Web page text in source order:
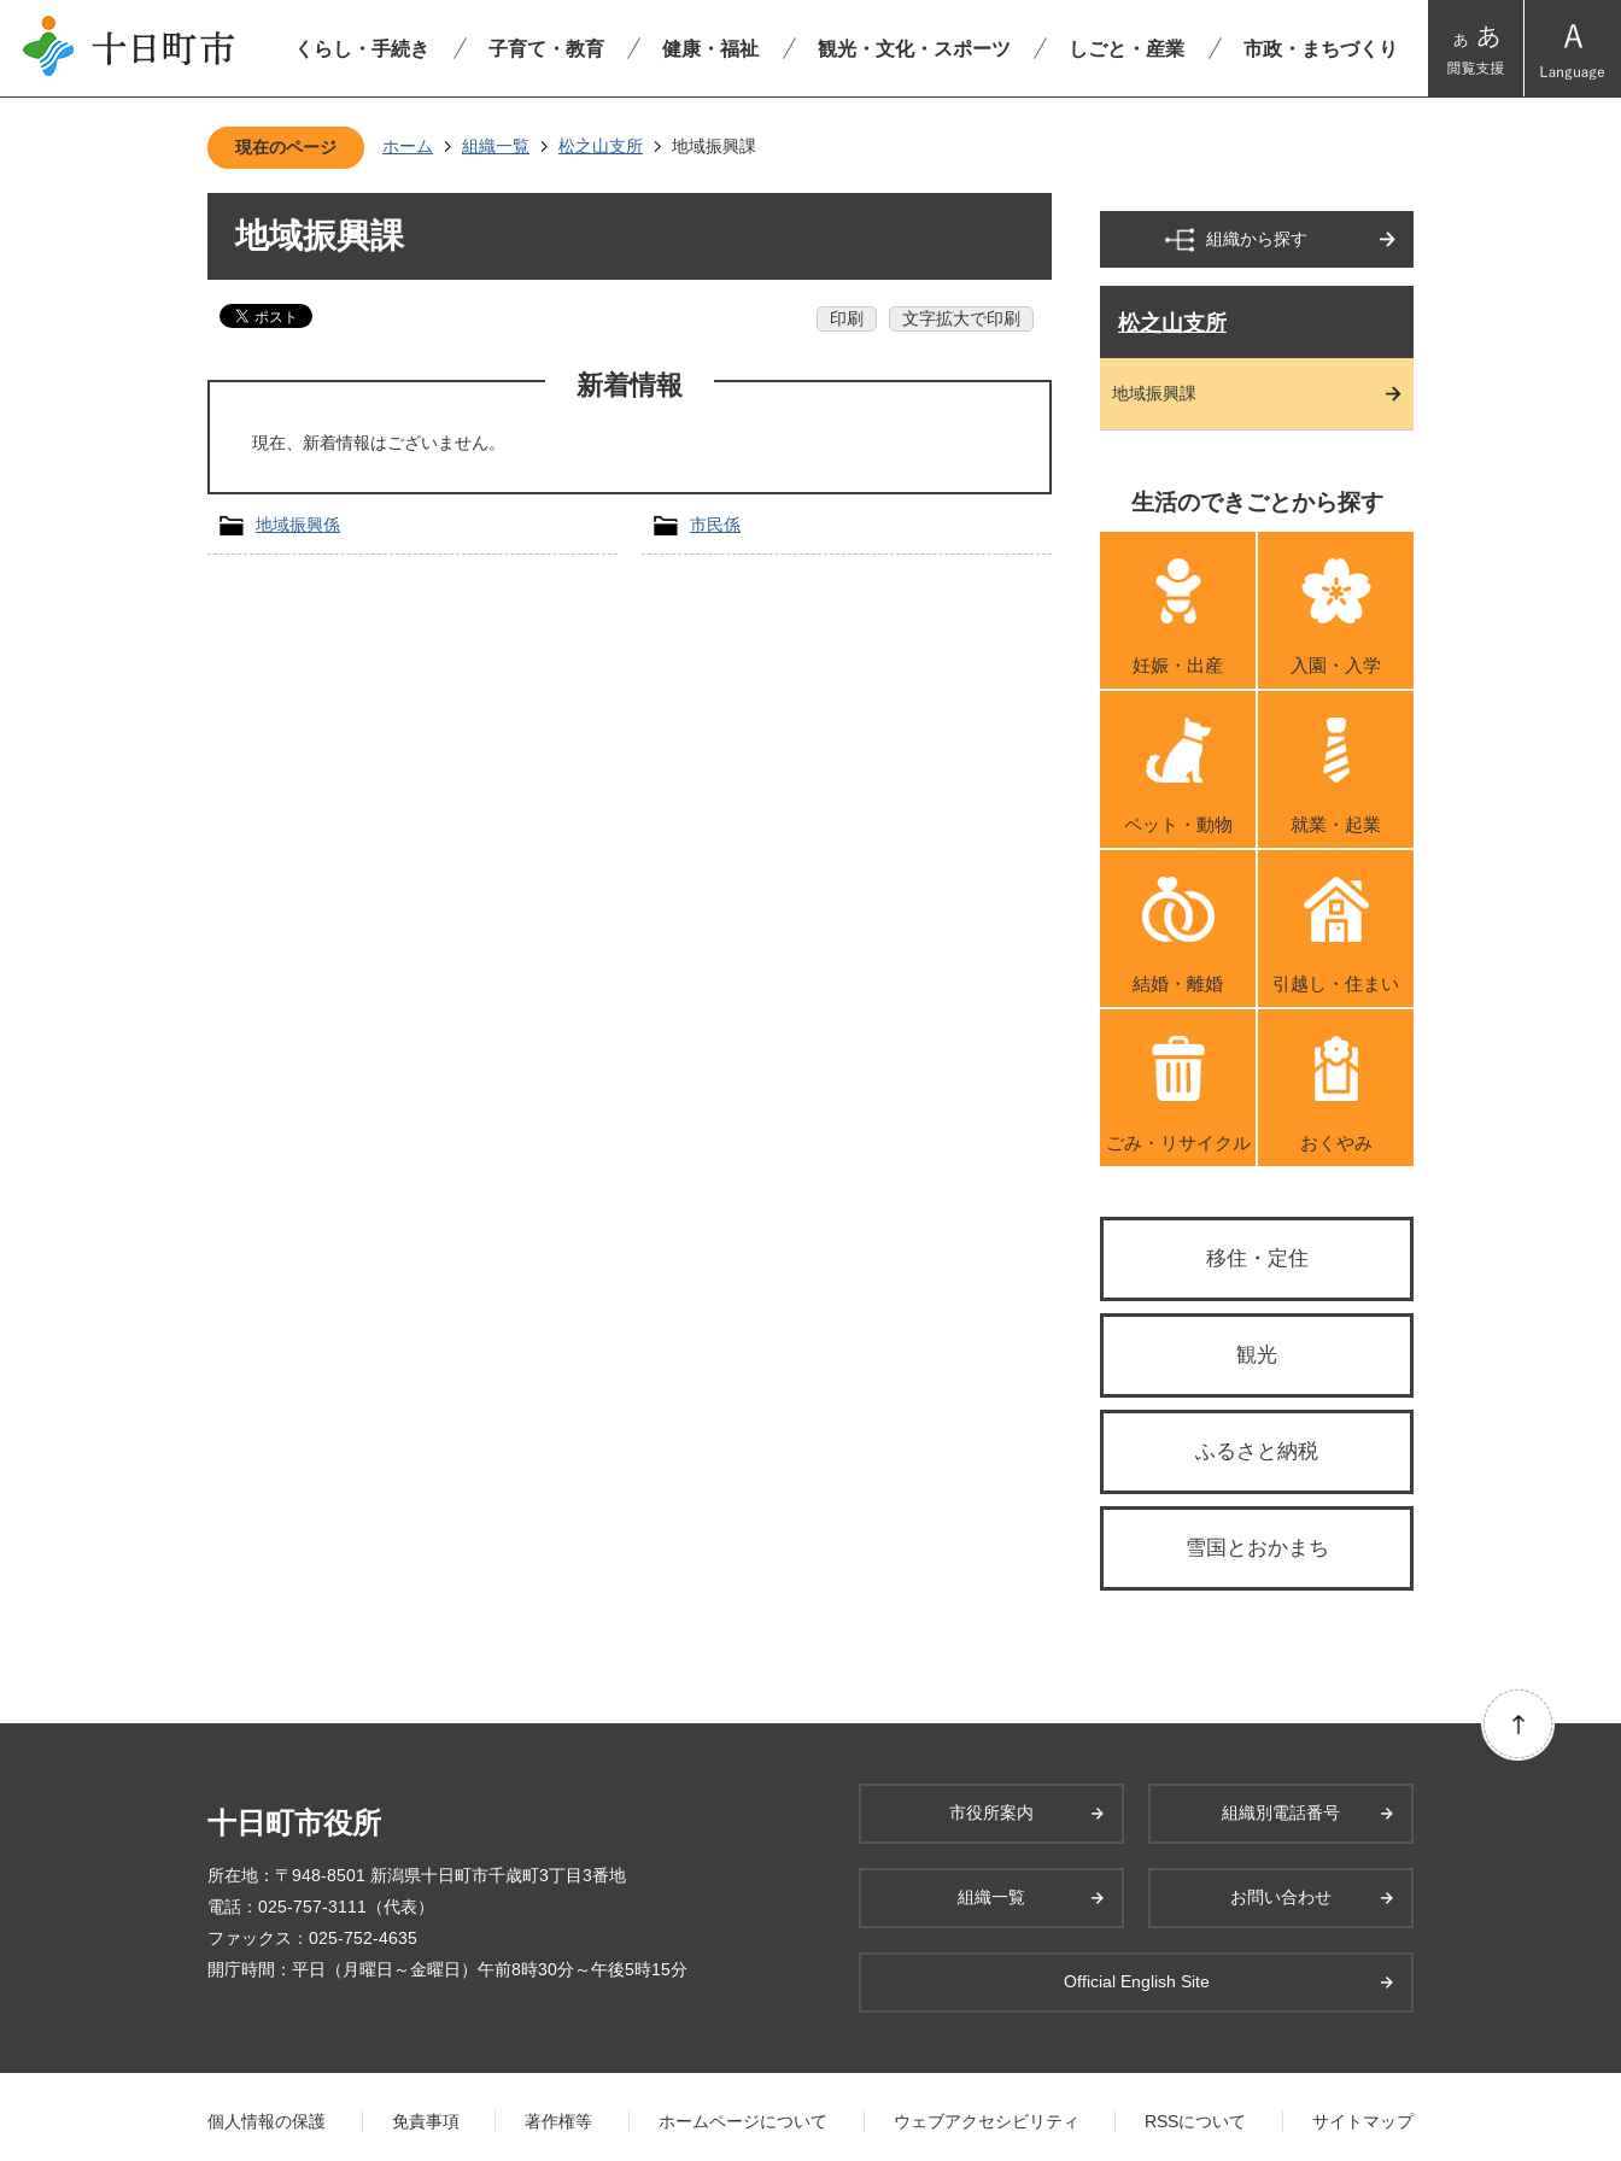
くらし・手続き 子育て・教育 健康・福祉 観光・文化・スポーツ しごと・産業 市政・まちづくり
現在のページ ホーム 組織一覧 松之山支所 地域振興課
地域振興課
印刷 文字拡大で印刷
新着情報
現在、新着情報はございません。
地域振興係 市民係
組織から探す
松之山支所
地域振興課
生活のできごとから探す
妊娠・出産 入園・入学
ペット・動物 就業・起業
結婚・離婚 引越し・住まい
ごみ・リサイクル おくやみ
移住・定住
観光
ふるさと納税
雪国とおかまち
十日町市役所
所在地：〒948-8501 新潟県十日町市千歳町3丁目3番地
電話：025-757-3111（代表）
ファックス：025-752-4635
開庁時間：平日（月曜日～金曜日）午前8時30分～午後5時15分
市役所案内 組織別電話番号
組織一覧 お問い合わせ
Official English Site
個人情報の保護 免責事項 著作権等 ホームページについて ウェブアクセシビリティ RSSについて サイトマップ